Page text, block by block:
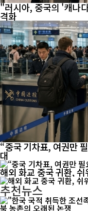
"러시아, 중국의 '캐나
격화
“중국 기차표, 여권만
대
해외 화교 중국 귀환,
추천뉴스